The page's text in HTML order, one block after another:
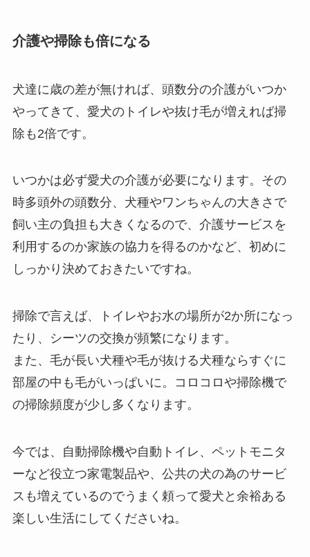
介護や掃除も倍になる
犬達に歳の差が無ければ、頭数分の介護がいつか
やってきて、愛犬のトイレや抜け毛が増えれば掃
除も2倍です。
いつかは必ず愛犬の介護が必要になります。その
時多頭外の頭数分、犬種やワンちゃんの大きさで
飼い主の負担も大きくなるので、介護サービスを
利用するのか家族の協力を得るのかなど、初めに
しっかり決めておきたいですね。
掃除で言えば、トイレやお水の場所が2か所になっ
たり、シーツの交換が頻繁になります。
また、毛が長い犬種や毛が抜ける犬種ならすぐに
部屋の中も毛がいっぱいに。コロコロや掃除機で
の掃除頻度が少し多くなります。
今では、自動掃除機や自動トイレ、ペットモニタ
ーなど役立つ家電製品や、公共の犬の為のサービ
スも増えているのでうまく頼って愛犬と余裕ある
楽しい生活にしてくださいね。